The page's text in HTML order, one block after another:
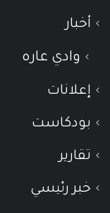
أخبار
وادي عاره
إعلانات
بودكاست
تقارير
خبر رئيسي